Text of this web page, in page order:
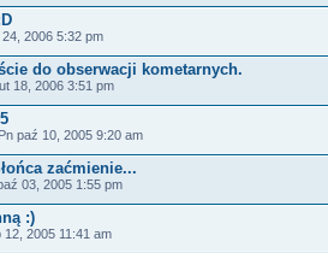
24, 2006 5:32 pm
do obserwacji kometarnych.
18, 2006 3:51 pm
paź 10, 2005 9:20 am
zaćmienie...
03, 2005 1:55 pm
:)
12, 2005 11:41 am